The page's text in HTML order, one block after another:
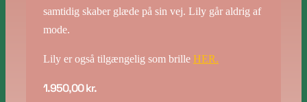
samtidig skaber glæde på sin vej. Lily går aldrig af
mode.
Lily er også tilgængelig som brille HER.
1.950,00kr.